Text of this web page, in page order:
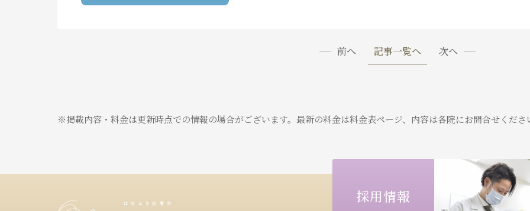
前へ 記事一覧へ 次へ
※掲載内容・料金は更新時点での情報の場合がございます。 最新の料金は料金表ページ、内容は各院にお問合せくださ
採用情報